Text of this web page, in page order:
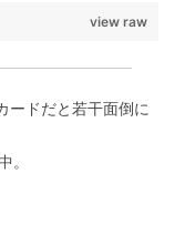
view raw
ードだと若干面倒に
。